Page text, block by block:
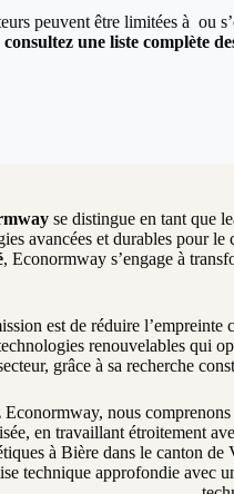
peuvent être limitées à ou
une liste complète
se distingue en tant que
avancées et durables pour
, Econormway s’engage à
est de réduire l’empreinte
renouvelables qui
grâce à sa recherche
Econormway, nous
en travaillant étroitement
à Bière dans le canton
technique approfondie avec